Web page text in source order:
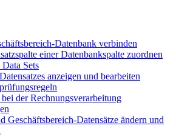
Datenbank verbinden
einer Datenbankspalte zuordnen
Sets
anzeigen und bearbeiten
bei der Rechnungsverarbeitung
Geschäftsbereich-Datensätze ändern und